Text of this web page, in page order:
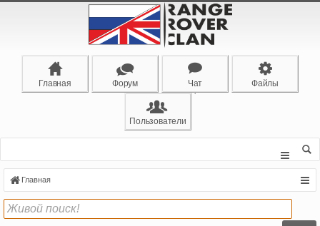
Главная Форум Чат Файлы
Пользователи
Главная